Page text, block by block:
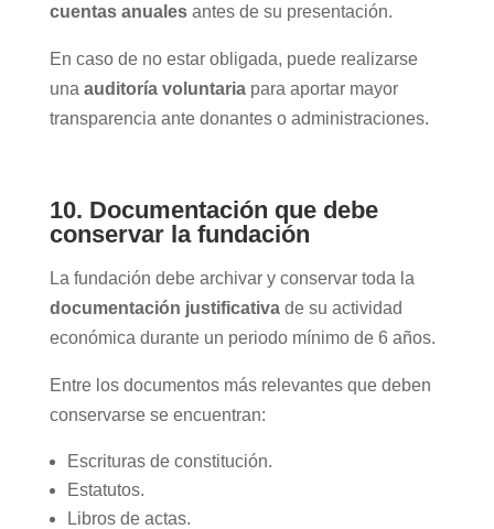
cuentas anualesantes de su presentación.
En caso de no estar obligada, puede realizarse
una auditoría voluntaria para aportar mayor
transparencia ante donantes o administraciones.
10. Documentación que debe
conservar la fundación
La fundación debe archivar y conservar toda la
documentación justificativade su actividad
económica durante un periodo mínimo de 6 años.
Entre los documentos más relevantes que deben
conservarse se encuentran:
Escrituras de constitución.
Estatutos.
Libros de actas.